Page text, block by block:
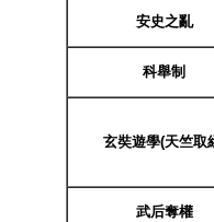
安史之亂
科舉制
玄奘遊學(天竺取
武后奪權